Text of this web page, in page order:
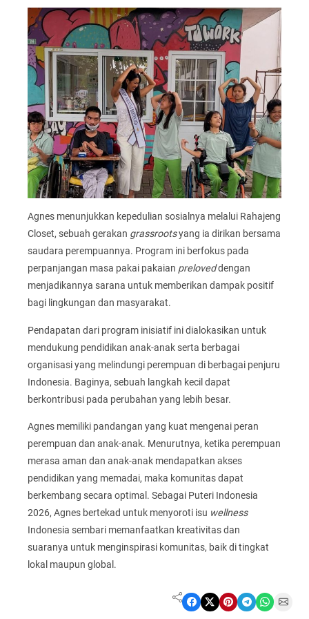
Agnes menunjukkan kepedulian sosialnya melalui Rahajeng
Closet, sebuah gerakan grassrootsyang ia dirikan bersama
saudara perempuannya. Program ini berfokus pada
perpanjangan masa pakai pakaian preloveddengan
menjadikannya sarana untuk memberikan dampak positif
bagi lingkungan dan masyarakat.
Pendapatan dari program inisiatif ini dialokasikan untuk
mendukung pendidikan anak-anak serta berbagai
organisasi yang melindungi perempuan di berbagai penjuru
Indonesia. Baginya, sebuah langkah kecil dapat
berkontribusi pada perubahan yang lebih besar.
Agnes memiliki pandangan yang kuat mengenai peran
perempuan dan anak-anak. Menurutnya, ketika perempuan
merasa aman dan anak-anak mendapatkan akses
pendidikan yang memadai, maka komunitas dapat
berkembang secara optimal. Sebagai Puteri Indonesia
2026, Agnes bertekad untuk menyoroti isu wellness
Indonesia sembari memanfaatkan kreativitas dan
suaranya untuk menginspirasi komunitas, baik di tingkat
lokal maupun global.
Share on Facebook Share on X Share on Pinterest Share on Telegram Share on WhatsApp Share on Email